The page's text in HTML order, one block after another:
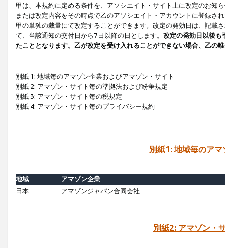
甲は、本規約に定める条件を、アソシエイト・サイト上に改定のお知
または改定内容をその時点で乙のアソシエイト・アカウントに登録さ
甲の単独の裁量にて改定することができます。改定の発効日は、記載
て、当該通知の交付日から7日以降の日とします。 改定の発効日以後も
たこととなります。乙が改定を受け入れることができない場合、乙の
別紙 1: 地域毎のアマゾン企業およびアマゾン・サイト
別紙 2: アマゾン・サイト毎の準拠法および紛争規定
別紙 3: アマゾン・サイト毎の税規定
別紙 4: アマゾン・サイト毎のプライバシー規約
別紙1: 地域毎のア
地域
アマゾン企業
日本
アマゾンジャパン合同会社
別紙2: アマゾン・